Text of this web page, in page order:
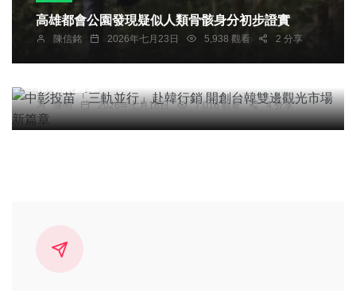
高雄都會公園發現疑似人類骨骸身分初步證實
陳信銘 2026年七月23日 5,938 觀看 2 分享
社會 綜合新聞 旅遊 文教
中彰投苗「三軌並行」赴韓行銷 開創台韓雙邊觀光
陳明 2026年七月16日 7,016 觀看 4 分享